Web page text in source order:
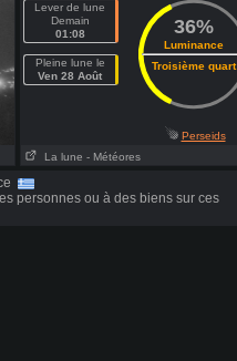
Lever de lune
Demain
01:08
Pleine lune le
Ven 28 Août
36%
Luminance
Troisième quart
Perseids
La lune - Météores
personnes ou à des biens sur ces